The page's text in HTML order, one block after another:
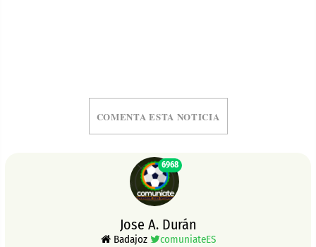
COMENTA ESTA NOTICIA
6968
Jose A. Durán
Badajoz comuniateES